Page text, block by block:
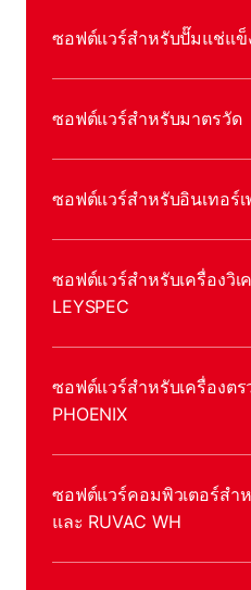
ซอฟต์แวร์สําหรับปั๊มแช่แข็
ซอฟต์แวร์สําหรับมาตรวัด
ซอฟต์แวร์สําหรับอินเทอร์เ
ซอฟต์แวร์สําหรับเครื่องวิเ
LEYSPEC
ซอฟต์แวร์สําหรับเครื่องตร
PHOENIX
ซอฟต์แวร์คอมพิวเตอร์สํา
และ RUVAC WH